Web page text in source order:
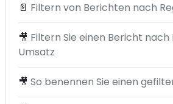
📄 Filtern von Berichten nach
🎥 Filtern Sie einen Bericht
Umsatz
🎥 So benennen Sie einen